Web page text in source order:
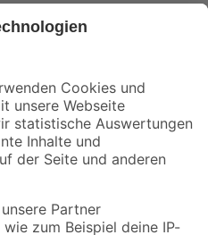
Aktionen mehr verpassen!